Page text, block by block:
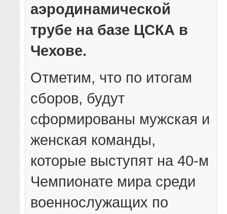
аэродинамической
трубе на базе ЦСКА в
Чехове.
Отметим, что по итогам
сборов, будут
сформированы мужская и
женская команды,
которые выступят на 40-м
Чемпионате мира среди
военнослужащих по